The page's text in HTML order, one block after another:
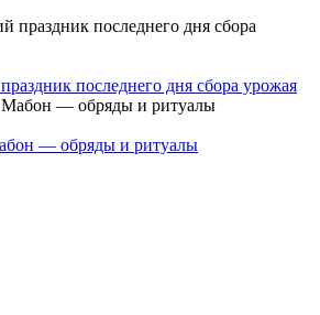
последнего дня сбора урожая
— обряды и ритуалы